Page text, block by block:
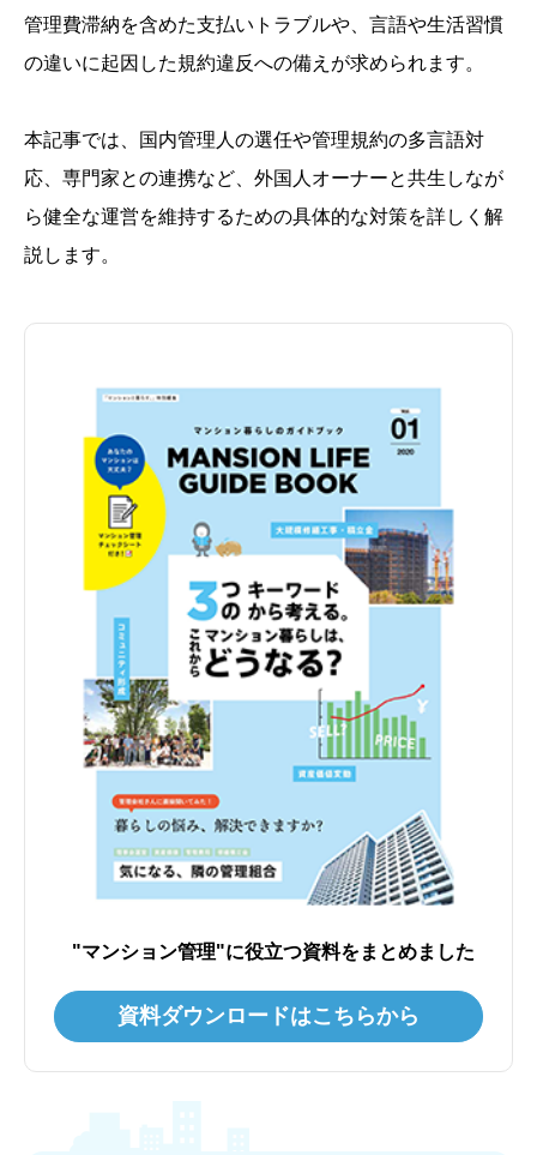
管理費滞納を含めた支払いトラブルや、言語や生活習慣
の違いに起因した規約違反への備えが求められます。
本記事では、国内管理人の選任や管理規約の多言語対
応、専門家との連携など、外国人オーナーと共生しなが
ら健全な運営を維持するための具体的な対策を詳しく解
説します。
"マンション管理"に役立つ資料をまとめました
資料ダウンロードはこちらから